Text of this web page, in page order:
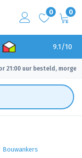
0 0
9.1/10
21:00 uur besteld, morgen
Bouwankers